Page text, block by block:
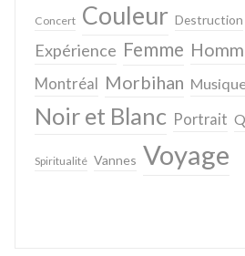
Concert Couleur Destruction
Expérience Femme
Montréal Morbihan
Noir et Blanc Portrait
Spiritualité Vannes Voyage